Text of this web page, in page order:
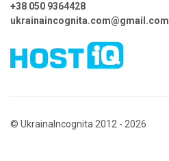
+38 050 9364428
ukrainaincognita.com@gmail.com
© UkrainaIncognita 2012 - 2026